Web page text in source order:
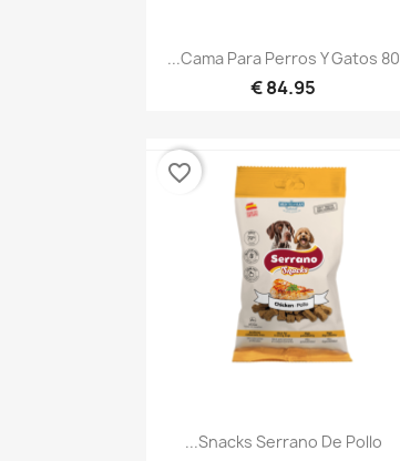
نظرة سريعة
Cama Para Perros Y Gatos 80...
84.95 €
نظرة سريعة
Snacks Serrano De Pollo...
favorite_border